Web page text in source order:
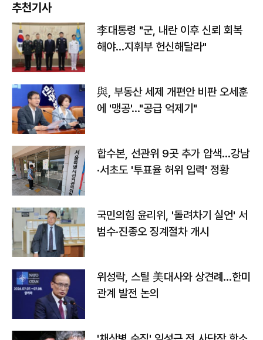
추천기사
李대통령 "군, 내란 이후 신뢰 회복
해야…지휘부 헌신해달라"
與, 부동산 세제 개편안 비판 오세훈
에 '맹공'…"공급 억제기"
합수본, 선관위 9곳 추가 압색…강남
·서초도 '투표율 허위 입력' 정황
국민의힘 윤리위, '돌려차기 실언' 서
범수·진종오 징계절차 개시
위성락, 스틸 美대사와 상견례…한미
관계 발전 논의